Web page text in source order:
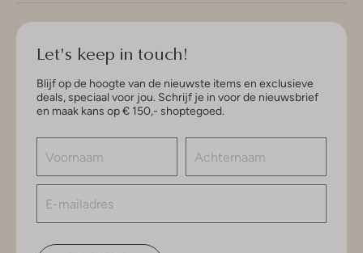
Let's keep in touch!
Blijf op de hoogte van de nieuwste items en exclusieve
deals, speciaal voor jou. Schrijf je in voor de nieuwsbrief
en maak kans op € 150,- shoptegoed.